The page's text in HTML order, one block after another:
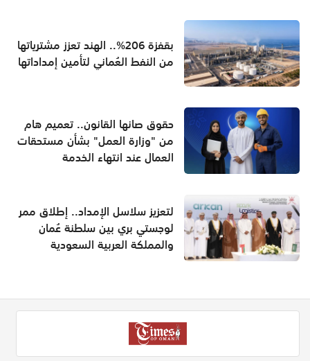
بقفزة 206%.. الهند تعزز مشترياتها
من النفط العُماني لتأمين إمداداتها
حقوق صانها القانون.. تعميم هام
من "وزارة العمل" بشأن مستحقات
العمال عند انتهاء الخدمة
لتعزيز سلاسل الإمداد.. إطلاق ممر
لوجستي بري بين سلطنة عُمان
والمملكة العربية السعودية